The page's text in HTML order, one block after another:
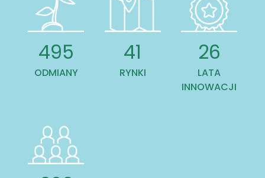
501
ODMIANY
41
RYNKI
26
LATA
INNOWACJI